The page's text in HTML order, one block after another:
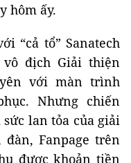
hôm ấy.
“cả tổ” Sanatech
địch Giải thiện
với màn trình
Nhưng chiến
lan tỏa của giải
Fanpage trên
được khoản tiền